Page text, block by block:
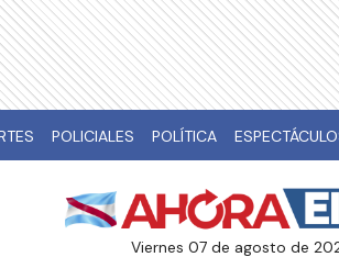
POLICIALES POLÍTICA
viernes 07 de agosto de